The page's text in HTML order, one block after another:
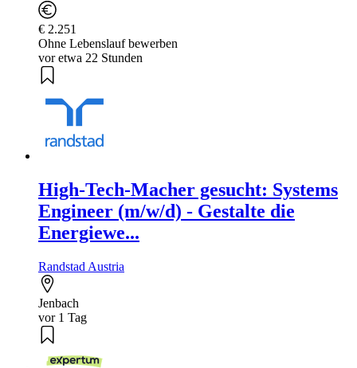
€ 2.251
Ohne Lebenslauf bewerben
vor etwa 22 Stunden
High-Tech-Macher gesucht: Systems
Engineer (m/w/d) - Gestalte die
Energiewe...
Randstad Austria
Jenbach
vor 1 Tag